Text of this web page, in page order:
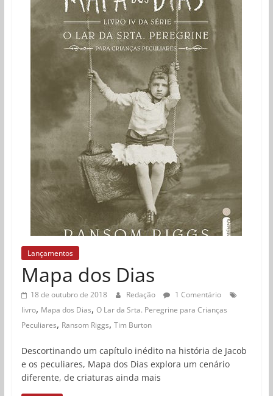
Lançamentos
Mapa dos Dias
18 de outubro de 2018 Redação
1 Comentário
livro, Mapa dos Dias, O Lar da Srta. Peregrine para Crianças
Peculiares, Ransom Riggs, Tim Burton
Descortinando um capítulo inédito na história de Jacob
e os peculiares, Mapa dos Dias explora um cenário
diferente, de criaturas ainda mais